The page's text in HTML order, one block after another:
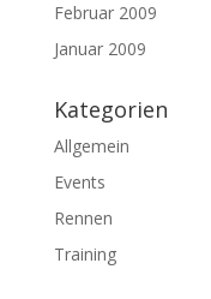
Februar 2009
Januar 2009
Kategorien
Allgemein
Events
Rennen
Training